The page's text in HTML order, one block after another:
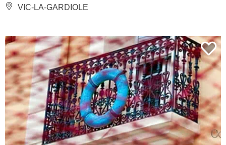
VIC-LA-GARDIOLE